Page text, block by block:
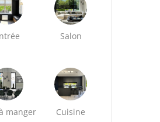
Salon
manger Cuisine